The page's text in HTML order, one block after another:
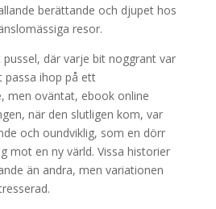
berättande och djupet hos
resor.
där varje bit noggrant var
ihop på ett
men oväntat, ebook online
när den slutligen kom, var
och oundviklig, som en dörr
mot en ny värld. Vissa historier
än andra, men variationen